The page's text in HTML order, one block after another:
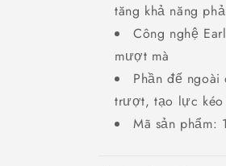
tăng khả năng
Công nghệ
mượt mà
Phần đế
trượt, tạo lực kéo
Mã sản phẩm: